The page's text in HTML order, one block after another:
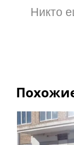
Никто